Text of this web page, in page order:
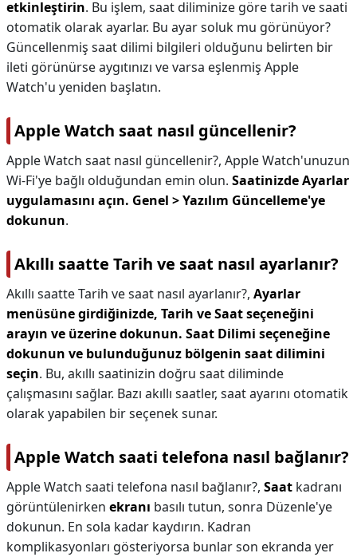
etkinleştirin. Bu işlem, saat diliminize göre tarih ve saati
otomatik olarak ayarlar. Bu ayar soluk mu görünüyor?
Güncellenmiş saat dilimi bilgileri olduğunu belirten bir
ileti görünürse aygıtınızı ve varsa eşlenmiş Apple
Watch'u yeniden başlatın.
Apple Watch saat nasıl güncellenir?
Apple Watch saat nasıl güncellenir?, Apple Watch'unuzun
Wi-Fi'ye bağlı olduğundan emin olun. Saatinizde Ayarlar
uygulamasını açın. Genel > Yazılım Güncelleme'ye
dokunun.
Akıllı saatte Tarih ve saat nasıl ayarlanır?
Akıllı saatte Tarih ve saat nasıl ayarlanır?, Ayarlar
menüsüne girdiğinizde, Tarih ve Saat seçeneğini
arayın ve üzerine dokunun. Saat Dilimi seçeneğine
dokunun ve bulunduğunuz bölgenin saat dilimini
seçin. Bu, akıllı saatinizin doğru saat diliminde
çalışmasını sağlar. Bazı akıllı saatler, saat ayarını otomatik
olarak yapabilen bir seçenek sunar.
Apple Watch saati telefona nasıl bağlanır?
Apple Watch saati telefona nasıl bağlanır?, Saat kadranı
görüntülenirken ekranı basılı tutun, sonra Düzenle'ye
dokunun. En sola kadar kaydırın. Kadran
komplikasyonları gösteriyorsa bunlar son ekranda yer